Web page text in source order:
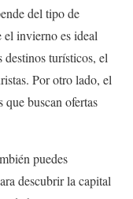
del tipo de
el invierno es ideal
turísticos, el
Por otro lado, el
que buscan ofertas
puedes
descubrir la capital